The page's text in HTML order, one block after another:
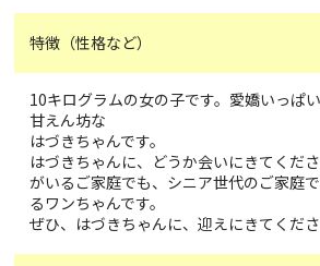
特徴（性格など）
10キログラムの女の子です。愛嬌いっぱ
甘えん坊な
はづきちゃんです。
はづきちゃんに、どうか会いにきてくだ
がいるご家庭でも、シニア世代のご家庭
るワンちゃんです。
ぜひ、はづきちゃんに、迎えにきてくださ